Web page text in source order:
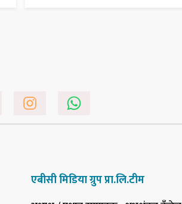
एबीसी मिडिया ग्रुप प्रा.लि.टीम